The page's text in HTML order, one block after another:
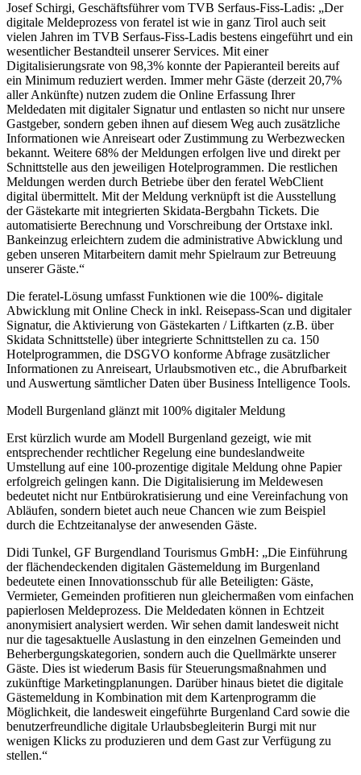
Josef Schirgi, Geschäftsführer vom TVB Serfaus-Fiss-Ladis: „Der
digitale Meldeprozess von feratel ist wie in ganz Tirol auch seit
vielen Jahren im TVB Serfaus-Fiss-Ladis bestens eingeführt und ein
wesentlicher Bestandteil unserer Services. Mit einer
Digitalisierungsrate von 98,3% konnte der Papieranteil bereits auf
ein Minimum reduziert werden. Immer mehr Gäste (derzeit 20,7%
aller Ankünfte) nutzen zudem die Online Erfassung Ihrer
Meldedaten mit digitaler Signatur und entlasten so nicht nur unsere
Gastgeber, sondern geben ihnen auf diesem Weg auch zusätzliche
Informationen wie Anreiseart oder Zustimmung zu Werbezwecken
bekannt. Weitere 68% der Meldungen erfolgen live und direkt per
Schnittstelle aus den jeweiligen Hotelprogrammen. Die restlichen
Meldungen werden durch Betriebe über den feratel WebClient
digital übermittelt. Mit der Meldung verknüpft ist die Ausstellung
der Gästekarte mit integrierten Skidata-Bergbahn Tickets. Die
automatisierte Berechnung und Vorschreibung der Ortstaxe inkl.
Bankeinzug erleichtern zudem die administrative Abwicklung und
geben unseren Mitarbeitern damit mehr Spielraum zur Betreuung
unserer Gäste.“
Die feratel-Lösung umfasst Funktionen wie die 100%- digitale
Abwicklung mit Online Check in inkl. Reisepass-Scan und digitaler
Signatur, die Aktivierung von Gästekarten / Liftkarten (z.B. über
Skidata Schnittstelle) über integrierte Schnittstellen zu ca. 150
Hotelprogrammen, die DSGVO konforme Abfrage zusätzlicher
Informationen zu Anreiseart, Urlaubsmotiven etc., die Abrufbarkeit
und Auswertung sämtlicher Daten über Business Intelligence Tools.
Modell Burgenland glänzt mit 100% digitaler Meldung
Erst kürzlich wurde am Modell Burgenland gezeigt, wie mit
entsprechender rechtlicher Regelung eine bundeslandweite
Umstellung auf eine 100-prozentige digitale Meldung ohne Papier
erfolgreich gelingen kann. Die Digitalisierung im Meldewesen
bedeutet nicht nur Entbürokratisierung und eine Vereinfachung von
Abläufen, sondern bietet auch neue Chancen wie zum Beispiel
durch die Echtzeitanalyse der anwesenden Gäste.
Didi Tunkel, GF Burgendland Tourismus GmbH: „Die Einführung
der flächendeckenden digitalen Gästemeldung im Burgenland
bedeutete einen Innovationsschub für alle Beteiligten: Gäste,
Vermieter, Gemeinden profitieren nun gleichermaßen vom einfachen
papierlosen Meldeprozess. Die Meldedaten können in Echtzeit
anonymisiert analysiert werden. Wir sehen damit landesweit nicht
nur die tagesaktuelle Auslastung in den einzelnen Gemeinden und
Beherbergungskategorien, sondern auch die Quellmärkte unserer
Gäste. Dies ist wiederum Basis für Steuerungsmaßnahmen und
zukünftige Marketingplanungen. Darüber hinaus bietet die digitale
Gästemeldung in Kombination mit dem Kartenprogramm die
Möglichkeit, die landesweit eingeführte Burgenland Card sowie die
benutzerfreundliche digitale Urlaubsbegleiterin Burgi mit nur
wenigen Klicks zu produzieren und dem Gast zur Verfügung zu
stellen.“